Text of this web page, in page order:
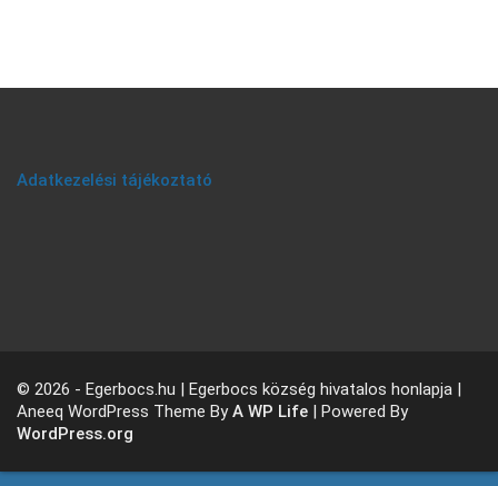
Adatkezelési tájékoztató
© 2026 - Egerbocs.hu | Egerbocs község hivatalos honlapja |
Aneeq WordPress Theme ByA WP Life | Powered By
WordPress.org